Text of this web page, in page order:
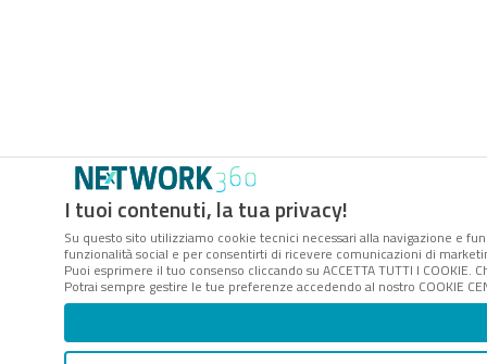
I tuoi contenuti, la tua privacy!
Su questo sito utilizziamo cookie tecnici necessari alla navigazione e
funzionalità social e per consentirti di ricevere comunicazioni di
Puoi esprimere il tuo consenso cliccando su ACCETTA TUTTI I
Potrai sempre gestire le tue preferenze accedendo al nostro COOKIE